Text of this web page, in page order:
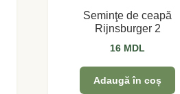
Seminţe de ceapă
Rijnsburger 2
16 MDL
Adaugă în coș